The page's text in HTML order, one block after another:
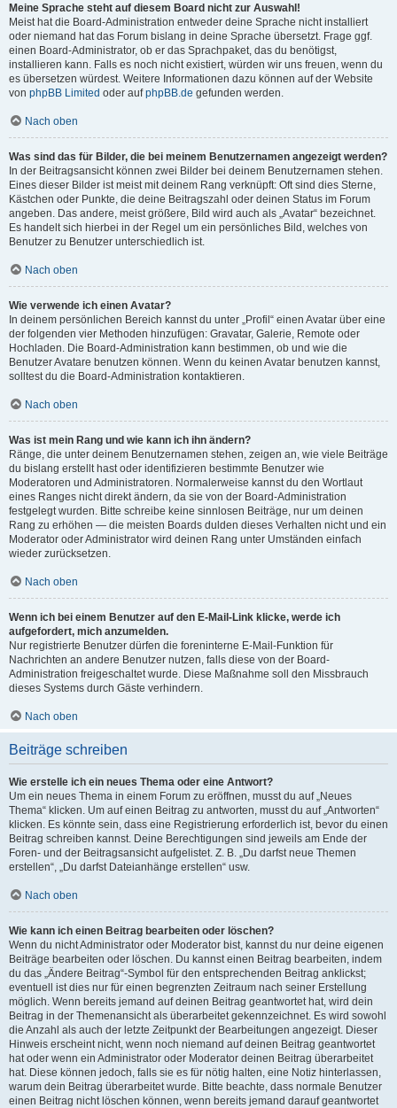
Meine Sprache steht auf diesem Board nicht zur Auswahl!
Meist hat die Board-Administration entweder deine Sprache nicht installiert
oder niemand hat das Forum bislang in deine Sprache übersetzt. Frage ggf.
einen Board-Administrator, ob er das Sprachpaket, das du benötigst,
installieren kann. Falls es noch nicht existiert, würden wir uns freuen, wenn du
es übersetzen würdest. Weitere Informationen dazu können auf der Website
von phpBB Limited oder aufphpBB.de gefunden werden.
Nach oben
Was sind das für Bilder, die bei meinem Benutzernamen angezeigt werden?
In der Beitragsansicht können zwei Bilder bei deinem Benutzernamen stehen.
Eines dieser Bilder ist meist mit deinem Rang verknüpft: Oft sind dies Sterne,
Kästchen oder Punkte, die deine Beitragszahl oder deinen Status im Forum
angeben. Das andere, meist größere, Bild wird auch als „Avatar“ bezeichnet.
Es handelt sich hierbei in der Regel um ein persönliches Bild, welches von
Benutzer zu Benutzer unterschiedlich ist.
Nach oben
Wie verwende ich einen Avatar?
In deinem persönlichen Bereich kannst du unter „Profil“ einen Avatar über eine
der folgenden vier Methoden hinzufügen: Gravatar, Galerie, Remote oder
Hochladen. Die Board-Administration kann bestimmen, ob und wie die
Benutzer Avatare benutzen können. Wenn du keinen Avatar benutzen kannst,
solltest du die Board-Administration kontaktieren.
Nach oben
Was ist mein Rang und wie kann ich ihn ändern?
Ränge, die unter deinem Benutzernamen stehen, zeigen an, wie viele Beiträge
du bislang erstellt hast oder identifizieren bestimmte Benutzer wie
Moderatoren und Administratoren. Normalerweise kannst du den Wortlaut
eines Ranges nicht direkt ändern, da sie von der Board-Administration
festgelegt wurden. Bitte schreibe keine sinnlosen Beiträge, nur um deinen
Rang zu erhöhen — die meisten Boards dulden dieses Verhalten nicht und ein
Moderator oder Administrator wird deinen Rang unter Umständen einfach
wieder zurücksetzen.
Nach oben
Wenn ich bei einem Benutzer auf den E-Mail-Link klicke, werde ich
aufgefordert, mich anzumelden.
Nur registrierte Benutzer dürfen die foreninterne E-Mail-Funktion für
Nachrichten an andere Benutzer nutzen, falls diese von der Board-
Administration freigeschaltet wurde. Diese Maßnahme soll den Missbrauch
dieses Systems durch Gäste verhindern.
Nach oben
Beiträge schreiben
Wie erstelle ich ein neues Thema oder eine Antwort?
Um ein neues Thema in einem Forum zu eröffnen, musst du auf „Neues
Thema“ klicken. Um auf einen Beitrag zu antworten, musst du auf „Antworten“
klicken. Es könnte sein, dass eine Registrierung erforderlich ist, bevor du einen
Beitrag schreiben kannst. Deine Berechtigungen sind jeweils am Ende der
Foren- und der Beitragsansicht aufgelistet. Z. B. „Du darfst neue Themen
erstellen“, „Du darfst Dateianhänge erstellen“ usw.
Nach oben
Wie kann ich einen Beitrag bearbeiten oder löschen?
Wenn du nicht Administrator oder Moderator bist, kannst du nur deine eigenen
Beiträge bearbeiten oder löschen. Du kannst einen Beitrag bearbeiten, indem
du das „Ändere Beitrag“-Symbol für den entsprechenden Beitrag anklickst;
eventuell ist dies nur für einen begrenzten Zeitraum nach seiner Erstellung
möglich. Wenn bereits jemand auf deinen Beitrag geantwortet hat, wird dein
Beitrag in der Themenansicht als überarbeitet gekennzeichnet. Es wird sowohl
die Anzahl als auch der letzte Zeitpunkt der Bearbeitungen angezeigt. Dieser
Hinweis erscheint nicht, wenn noch niemand auf deinen Beitrag geantwortet
hat oder wenn ein Administrator oder Moderator deinen Beitrag überarbeitet
hat. Diese können jedoch, falls sie es für nötig halten, eine Notiz hinterlassen,
warum dein Beitrag überarbeitet wurde. Bitte beachte, dass normale Benutzer
einen Beitrag nicht löschen können, wenn bereits jemand darauf geantwortet